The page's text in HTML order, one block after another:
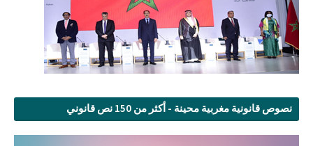
نصوص قانونية مغربية محينة - أكثر من 150 نص قانوني